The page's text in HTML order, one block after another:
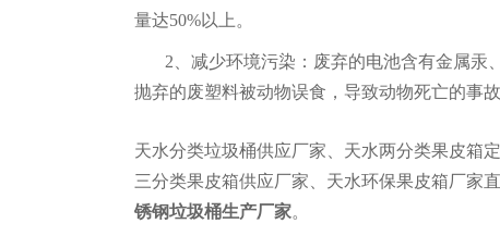
量达50%以上。
2、减少环境污染：废弃的电池含有金属汞
抛弃的废塑料被动物误食，导致动物死亡的事故
天水分类垃圾桶供应厂家、天水两分类果皮箱
三分类果皮箱供应厂家、天水环保果皮箱厂家
锈钢垃圾桶生产厂家。